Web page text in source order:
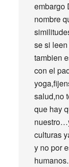
embargo
nombre
se si
tambien
con el
salud,no
que hay
culturas
y no por